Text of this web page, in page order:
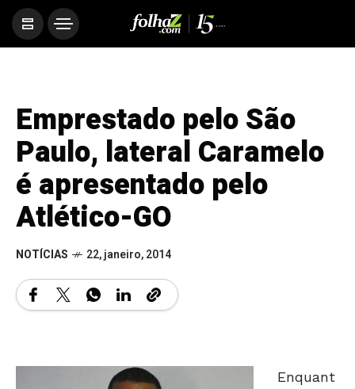
Emprestado pelo São
Paulo, lateral Caramelo
é apresentado pelo
Atlético-GO
NOTÍCIAS 22, janeiro, 2014
Enquant